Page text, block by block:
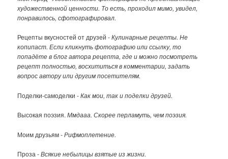
художественной ценности. То есть, проходил мимо, увидел,
понравилось, сфотографировал.
Рецепты вкусностей от друзей -Кулинарные рецепты. Не
копипаст. Если кликнуть фотографию или ссылку, то
попадёте в блог автора рецепта, где и можно посмотреть
рецепт полностью, восхититься в комментарии, задать
вопрос автору или другим посетителям.
Поделки-самоделки -Как мои, так и поделки друзей.
Высокая поэзия.Ммдааа. Скорее перламуть, чем поэзия.
Моим друзьям -Рифмоплетение.
Проза -Всякие небылицы взятые из жизни.